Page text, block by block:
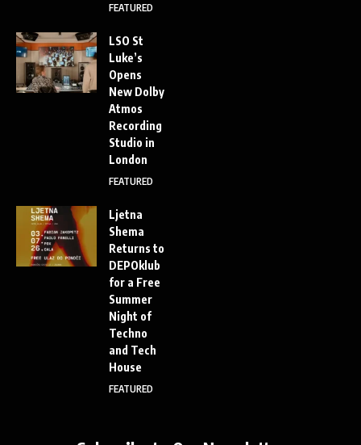
FEATURED
LSO St
Luke’s
Opens
New Dolby
Atmos
Recording
Studio in
London
FEATURED
Ljetna
Shema
Returns to
DEPOklub
for a Free
Summer
Night of
Techno
and Tech
House
FEATURED